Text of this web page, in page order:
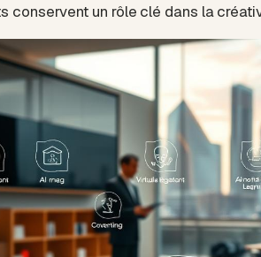
conservent un rôle clé dans la